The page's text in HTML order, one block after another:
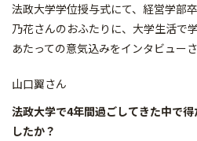
法政大学学位授与式にて、経営学部
乃花さんのおふたりに、大学生活で
あたっての意気込みをインタビュー
山口翼さん
法政大学で4年間過ごしてきた中で
したか？